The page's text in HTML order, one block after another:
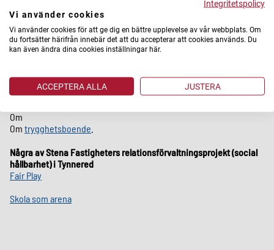
pågående arbete i Tynnered:
Om
Om trygghetsboende
Några av Stena Fastigheters relationsförvaltningsprojekt (social
hållbarhet) i Tynnered
Fair Play
Skola som arena
Integritetspolicy
Vi använder cookies
Vi använder cookies för att ge dig en bättre upplevelse av vår webbplats. Om
du fortsätter härifrån innebär det att du accepterar att cookies används. Du
kan även ändra dina cookies inställningar här.
ACCEPTERA ALLA JUSTERA